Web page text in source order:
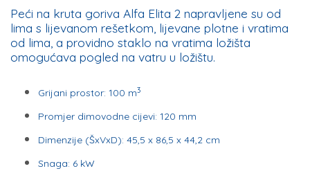
Alfa
Elita
2
Peći na kruta goriva Alfa Elita 2 napravljene su od
lima s lijevanom rešetkom, lijevane plotne i vratima
od lima, a providno staklo na vratima ložišta
omogućava pogled na vatru u ložištu.
Grijani prostor: 100 m3
Promjer dimovodne cijevi: 120 mm
Dimenzije (ŠxVxD): 45,5 x 86,5 x 44,2 cm
Snaga: 6 kW